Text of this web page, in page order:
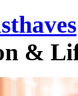
&